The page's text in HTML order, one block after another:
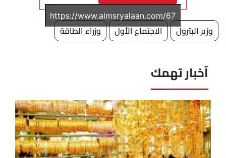
وزير البترول الاجتماع الأول وزراء الطاقة
آخبار تهمك